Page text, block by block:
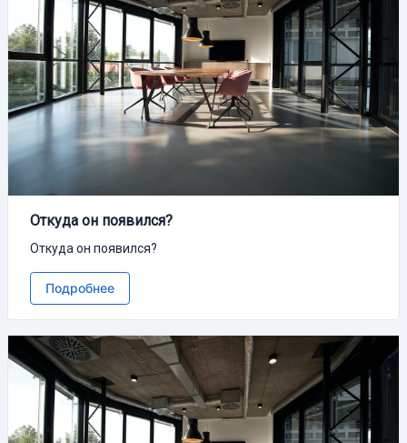
Откуда он появился?
Откуда он появился?
Подробнее